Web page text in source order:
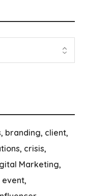
branding client
crisis
Marketing
event